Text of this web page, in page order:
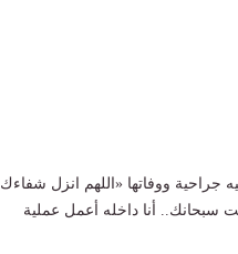
جراحية ووفاتها «اللهم انزل شفاءك
سبحانك.. أنا داخله أعمل عملية